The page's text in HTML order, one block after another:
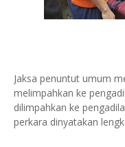
Jaksa penuntut umum
melimpahkan ke
dilimpahkan ke
perkara dinyatakan